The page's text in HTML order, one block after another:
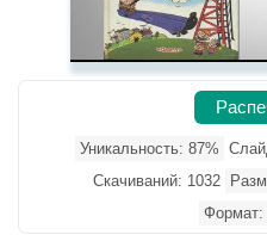
Уникальность: 87%
Скачиваний: 1032
Формат: